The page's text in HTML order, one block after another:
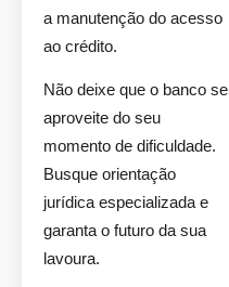
a manutenção do acesso
ao crédito.
Não deixe que o banco se
aproveite do seu
momento de dificuldade.
Busque orientação
jurídica especializada e
garanta o futuro da sua
lavoura.